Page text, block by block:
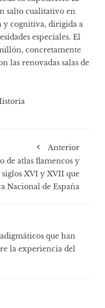
salto cualitativo en
y cognitiva, dirigida a
especiales. El
concretamente
las renovadas salas de
Anterior
de atlas flamencos y
siglos XVI y XVII que
Nacional de España
que han
la experiencia del